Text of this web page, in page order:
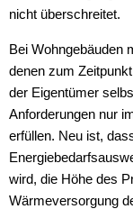
nicht überschreitet.
Bei Wohngebäuden
denen zum
der Eigentümer
Anforderungen nur
erfüllen. Neu ist,
wird, die Höhe des
Wärmeversorgung